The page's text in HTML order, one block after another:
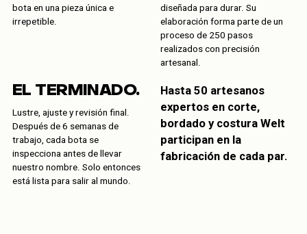
bota en una pieza única e
irrepetible.
diseñada para durar. Su
elaboración forma parte de un
proceso de 250 pasos
realizados con precisión
artesanal.
EL TERMINADO.
Lustre, ajuste y revisión final.
Después de 6 semanas de
trabajo, cada bota se
inspecciona antes de llevar
nuestro nombre. Solo entonces
está lista para salir al mundo.
Hasta 50 artesanos
expertos en corte,
bordado y costura Welt
participan en la
fabricación de cada par.